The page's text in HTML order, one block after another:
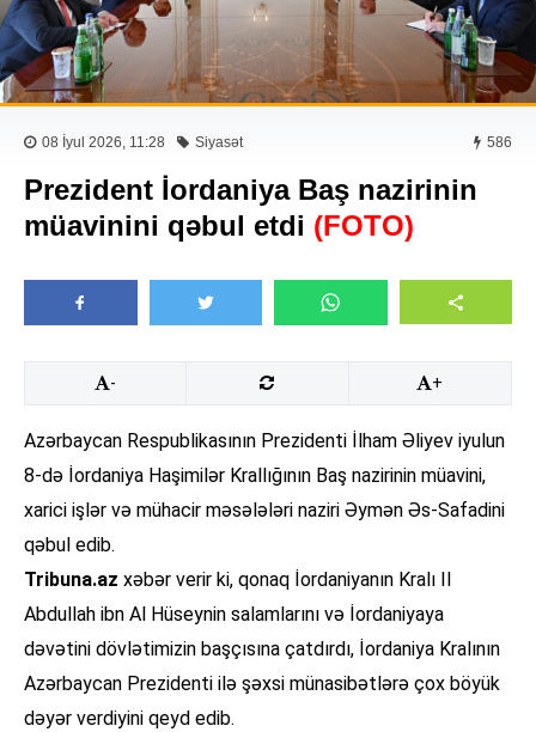
08 İyul 2026, 11:28 Siyasət 586
Prezident İordaniya Baş nazirinin
müavinini qəbul etdi (FOTO)
- +
Azərbaycan Respublikasının Prezidenti İlham Əliyev iyulun
8-də İordaniya Haşimilər Krallığının Baş nazirinin müavini,
xarici işlər və mühacir məsələləri naziri Əymən Əs-Safadini
qəbul edib.
Tribuna.az xəbər verir ki, qonaq İordaniyanın Kralı II
Abdullah ibn Al Hüseynin salamlarını və İordaniyaya
dəvətini dövlətimizin başçısına çatdırdı, İordaniya Kralının
Azərbaycan Prezidenti ilə şəxsi münasibətlərə çox böyük
dəyər verdiyini qeyd edib.